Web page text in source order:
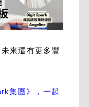
來還有更多豐
集團》，一起